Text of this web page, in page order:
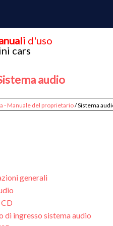
d'uso
cars
audio
- Manuale del proprietario/ Sistema
generali
di ingresso sistema audio